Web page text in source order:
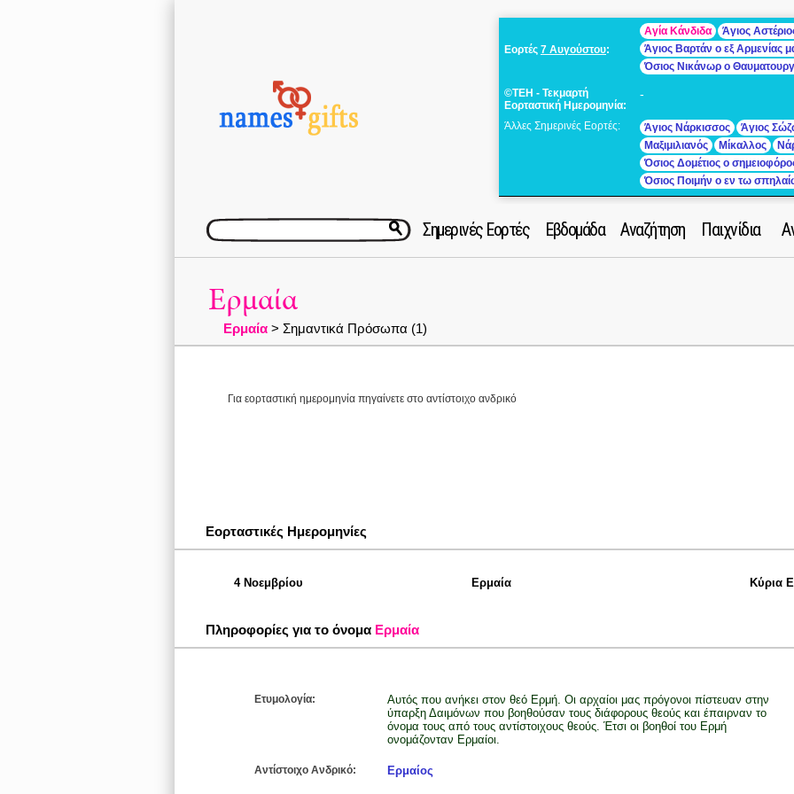
Εορτές 7 Αυγούστου:
Αγία Κάνδιδα
Άγιος
Άγιος Βαρτάν ο εξ Αρμενίας
Όσιος Νικάνωρ ο
©ΤΕΗ - Τεκμαρτή
Εορταστική Ημερομηνία:
-
Άλλες Σημερινές Εορτές: Άγιος Νάρκισσος Άγιος
Μαξιμιλιανός
Μίκαλλος
Όσιος Δομέτιος ο
Όσιος Ποιμήν ο εν τω
Σημερινές Εορτές Εβδομάδα Αναζήτηση Παιχνίδια
Ερμαία
Ερμαία > Σημαντικά Πρόσωπα (1)
Για εορταστική ημερομηνία πηγαίνετε στο αντίστοιχο ανδρικό
Εορταστικές Ημερομηνίες
4 Νοεμβρίου Ερμαία Κύρια
Πληροφορίες για το όνομα Ερμαία
Ετυμολογία:
Αυτός που ανήκει στον θεό Ερμή. Οι αρχαίοι μας πρόγονοι πίστευαν στην
ύπαρξη Δαιμόνων που βοηθούσαν τους διάφορους θεούς και έπαιρναν το
όνομα τους από τους αντίστοιχους θεούς. Έτσι οι βοηθοί του Ερμή
ονομάζονταν Ερμαίοι.
Αντίστοιχο Ανδρικό: Ερμαίος